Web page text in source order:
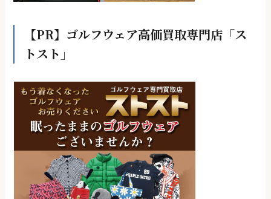
【PR】ゴルフウェア高価買取専門店「ス
トスト」